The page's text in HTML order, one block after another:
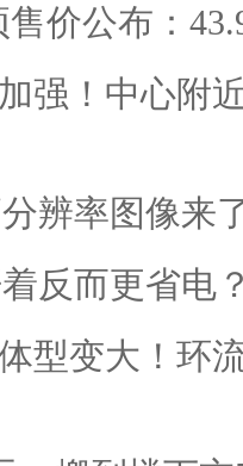
价公布：
强！中心附
辨率图像来
反而更省电
型变大！环